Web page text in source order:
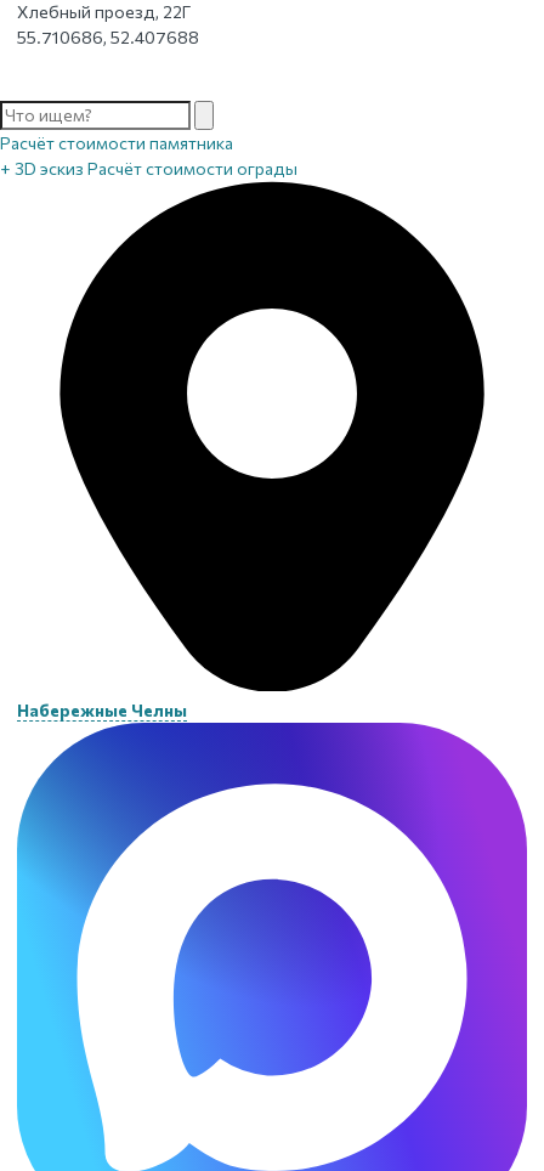
Хлебный проезд, 22Г
55.710686, 52.407688
Расчёт стоимости памятника
+ 3D эскиз Расчёт стоимости ограды
Набережные Челны